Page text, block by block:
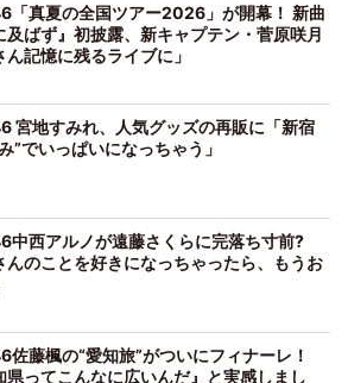
「真夏の全国ツアー2026」が開幕！ 新曲
及ばず』初披露、新キャプテン・菅原咲月
ん記憶に残るライブに」
宮地すみれ、人気グッズの再販に「新宿
”でいっぱいになっちゃう」
中西アルノが遠藤さくらに完落ち寸前?
んのことを好きになっちゃったら、もうお
佐藤楓の“愛知旅”がついにフィナーレ！
県ってこんなに広いんだ』と実感しまし